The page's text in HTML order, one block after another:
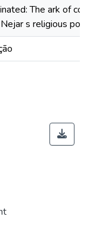
The ark of
s religious